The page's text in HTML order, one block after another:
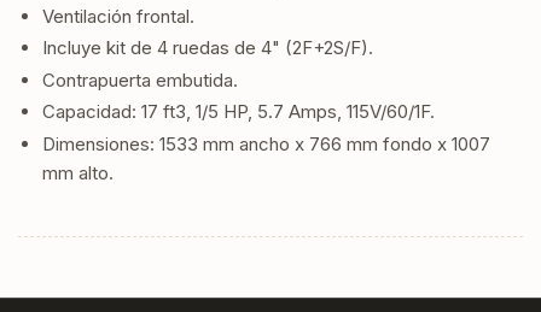
Ventilación frontal.
Incluye kit de 4 ruedas de 4" (2F+2S/F).
Contrapuerta embutida.
Capacidad: 17 ft3, 1/5 HP, 5.7 Amps, 115V/60/1F.
Dimensiones: 1533 mm ancho x 766 mm fondo x 1007
mm alto.